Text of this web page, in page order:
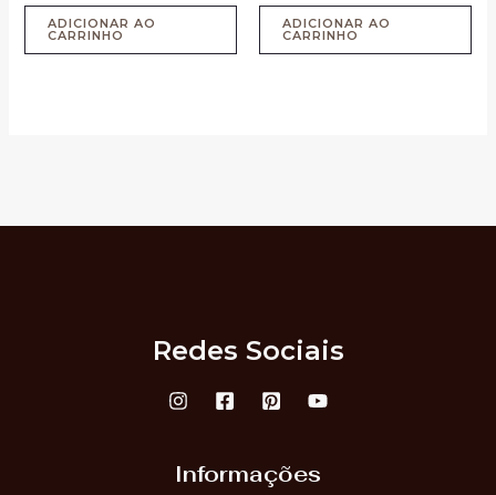
de
ADICIONAR AO
CARRINHO
de
ADICIONAR AO
CARRINHO
Redes Sociais
Informações